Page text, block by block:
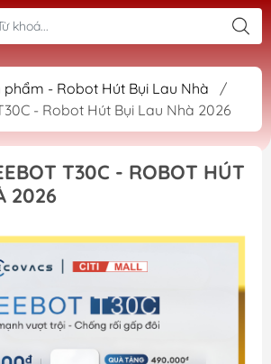
phẩm - Robot Hút Bụi Lau Nhà
/
- Robot Hút Bụi Lau Nhà 2026
T30C - ROBOT HÚT
2026